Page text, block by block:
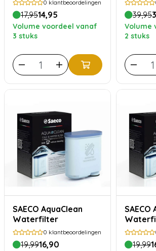
0 klantbeoordelingen
17,9514,95
Volume voordeel vanaf
3 stuks
39,95
Volume
2 stuks
SAECO AquaClean
Waterfilter
0 klantbeoordelingen
19,9916,90
SAECO AquaClean
19,99